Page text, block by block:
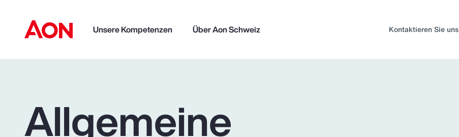
Unsere Kompetenzen Über Aon Schweiz Kontaktieren Sie uns
Allgemeine